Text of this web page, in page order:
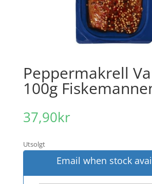
Peppermakrell
100g
37,90kr
Utsolgt
Email when stock